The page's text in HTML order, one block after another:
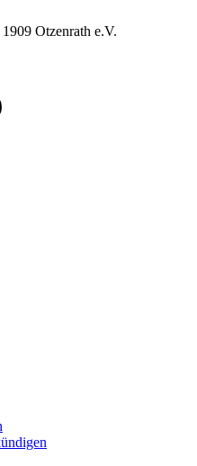
Otzenrath e.V.